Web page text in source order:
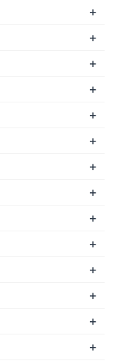
+
+
+
+
+
+
+
+
+
+
+
+
+
+